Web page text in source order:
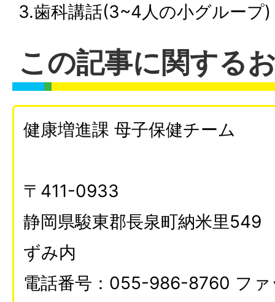
3.歯科講話(3~4人の小グループ)
この記事に関する
健康増進課 母子保健チーム
〒411-0933
静岡県駿東郡長泉町納米里
ずみ内
電話番号：055-986-8760 フ